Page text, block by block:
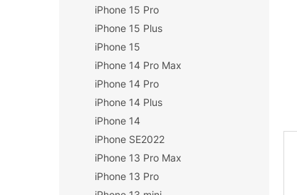
iPhone 15 Pro
iPhone 15 Plus
iPhone 15
iPhone 14 Pro Max
iPhone 14 Pro
iPhone 14 Plus
iPhone 14
iPhone SE2022
iPhone 13 Pro Max
iPhone 13 Pro